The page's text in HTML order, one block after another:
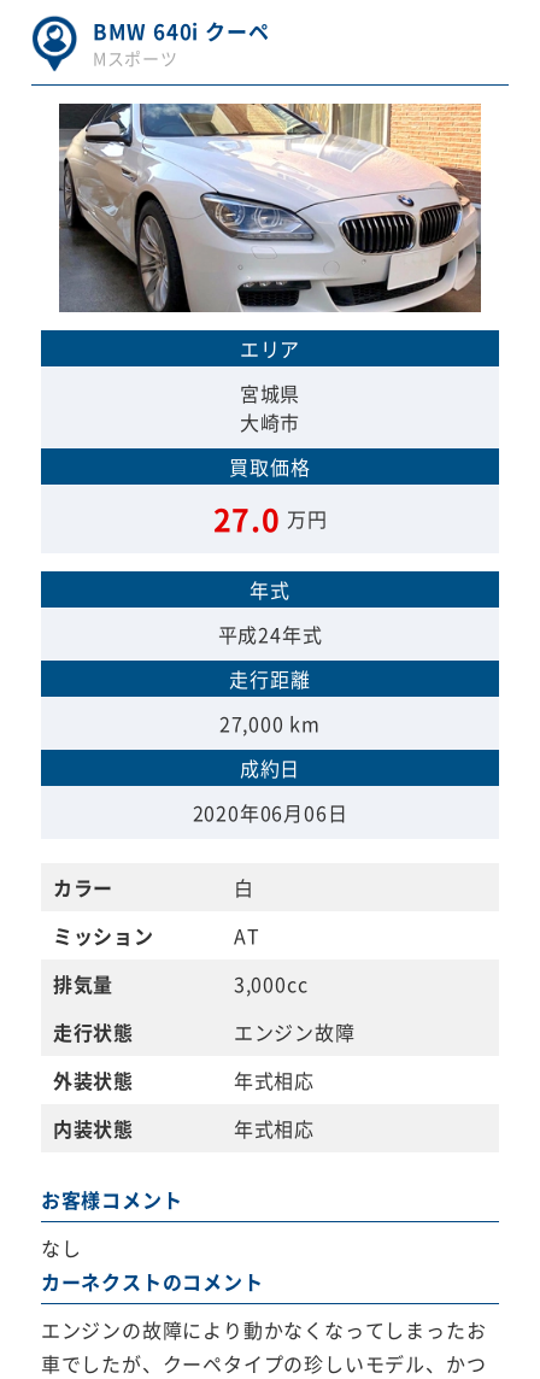
BMW 640i クーペ
Mスポーツ
エリア
宮城県
大崎市
買取価格
27.0 万円
年式
平成24年式
走行距離
27,000 km
成約日
2020年06月06日
カラー
白
ミッション
AT
排気量
3,000cc
走行状態
エンジン故障
外装状態
年式相応
内装状態
年式相応
お客様コメント
なし
カーネクストのコメント
エンジンの故障により動かなくなってしまったお
車でしたが、クーペタイプの珍しいモデル、かつ